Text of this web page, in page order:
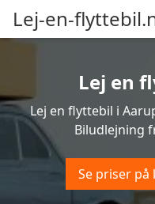
Lej-en-
Lej en
Lej en flyttebil i
Biludlejning
Se priser